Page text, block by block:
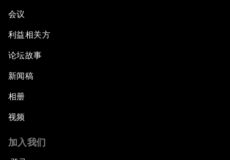
会议
利益相关方
论坛故事
新闻稿
相册
视频
加入我们